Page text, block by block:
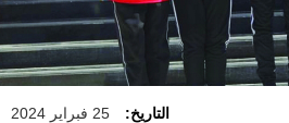
التاريخ: 25 فبراير 2024